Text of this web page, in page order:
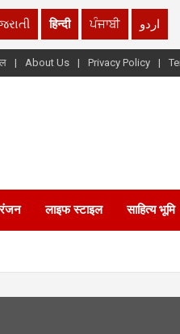
हिन्दी ਪੰਜਾਬੀ اردو
About Us Privacy Policy
लाइफ स्टाइल साहित्य भूमि